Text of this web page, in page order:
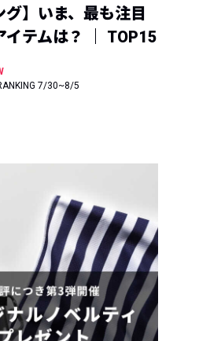
グ】いま、最も注目
イテムは？ ｜ TOP15
7/30~8/5